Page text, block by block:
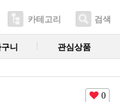
카테고리 검색
니 관심상품
0